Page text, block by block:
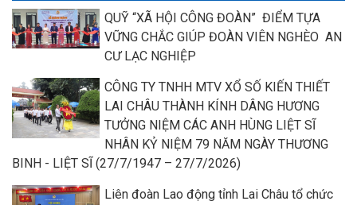
QUỸ “XÃ HỘI CÔNG ĐOÀN” ĐIỂM TỰA
VỮNG CHẮC GIÚP ĐOÀN VIÊN NGHÈO AN
CƯ LẠC NGHIỆP
CÔNG TY TNHH MTV XỔ SỐ KIẾN THIẾT
LAI CHÂU THÀNH KÍNH DÂNG HƯƠNG
TƯỞNG NIỆM CÁC ANH HÙNG LIỆT SĨ
NHÂN KỶ NIỆM 79 NĂM NGÀY THƯƠNG
BINH - LIỆT SĨ (27/7/1947 – 27/7/2026)
Liên đoàn Lao động tỉnh Lai Châu tổ chức